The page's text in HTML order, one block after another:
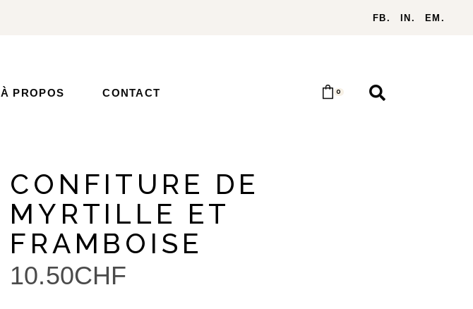
FB. IN. EM.
À PROPOS CONTACT 0
CONFITURE DE
MYRTILLE ET
FRAMBOISE
10.50CHF